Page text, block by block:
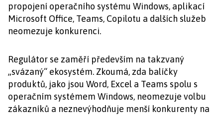
propojení operačního systému Windows, aplikací
Microsoft Office, Teams, Copilotu a dalších služeb
neomezuje konkurenci.
Regulátor se zaměří především na takzvaný
„svázaný“ ekosystém. Zkoumá, zda balíčky
produktů, jako jsou Word, Excel a Teams spolu s
operačním systémem Windows, neomezuje volbu
zákazníků a neznevýhodňuje menší konkurenty na